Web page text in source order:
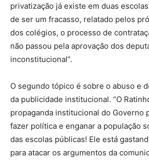
privatização já existe em duas
de ser um fracasso, relatado pelos
dos colégios, o processo de
não passou pela aprovação dos
inconstitucional”.
O segundo tópico é sobre o abuso e
da publicidade institucional. “O
propaganda institucional do Governo
fazer política e enganar a população
das escolas públicas! Ele está
para atacar os argumentos da